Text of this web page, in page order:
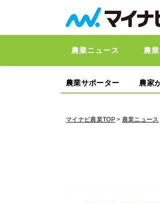
農業ニュース 農
農業サポーター 農家
マイナビ農業TOP> 農業ニュース